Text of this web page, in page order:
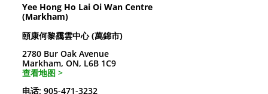
Yee Hong Ho Lai Oi Wan Centre
(Markham)
頤康何黎靄雲中心 (萬錦市)
2780 Bur Oak Avenue
Markham, ON, L6B 1C9
查看地图 >
电话: 905-471-3232